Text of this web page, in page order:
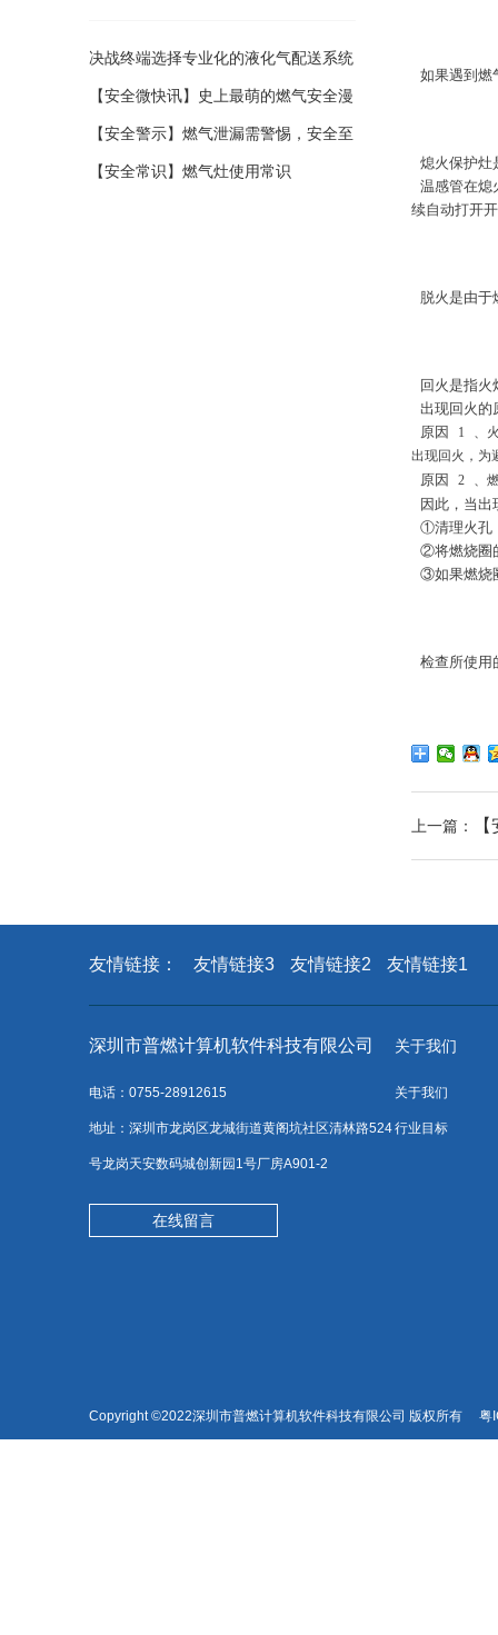
决战终端选择专业化的液化气配送系统
【安全微快讯】史上最萌的燃气安全漫
画，居家必备
【安全警示】燃气泄漏需警惕，安全至
上您受益
【安全常识】燃气灶使用常识
如果遇到燃
熄火保护灶
温感管在熄
续自动打开
脱火是由于
回火是指火
出现回火的
原因
1
、
出现回火，为
原因 2 、
因此，当
①清理火孔
②将燃烧圈
③如果燃烧
检查所使用
上一篇：
友情链接： 友情链接3 友情链接2 友情链接1
深圳市普燃计算机软件科技有限公司
电话：0755-28912615
地址：深圳市龙岗区龙城街道黄阁坑社区清林路524
号龙岗天安数码城创新园1号厂房A901-2
在线留言
关于我们
关于我们
行业目标
Copyright ©2022深圳市普燃计算机软件科技有限公司 版权所有 粤